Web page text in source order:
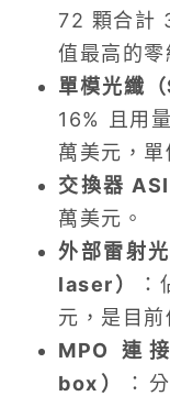
72 顆合計
值最高的零
單模光纖
16% 且用
萬美元，單
交換器
萬美元。
外部雷射
laser）
元，是目前
MPO 連
box）
：